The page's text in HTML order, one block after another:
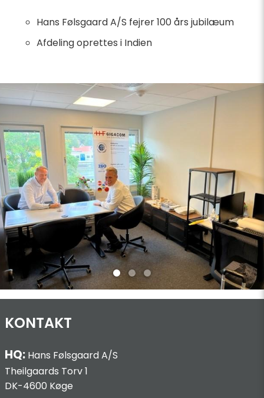
Hans Følsgaard A/S fejrer 100 års jubilæum
Afdeling oprettes i Indien
KONTAKT
HQ: Hans Følsgaard A/S
Theilgaards Torv 1
DK-4600 Køge